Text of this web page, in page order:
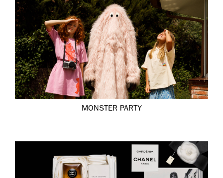
MONSTER PARTY